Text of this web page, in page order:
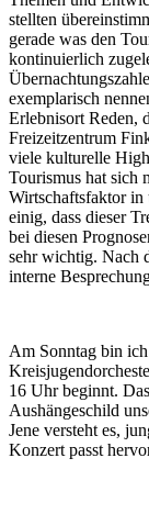
stellten
gerade was den
kontinuierlich
exemplarisch
Erlebnisort Reden,
Freizeitzentrum
viele kulturelle
Tourismus hat sich
Wirtschaftsfaktor in
einig, dass dieser
bei diesen
sehr wichtig. Nach
interne
Am Sonntag bin ich
16 Uhr beginnt.
Aushängeschild
Jene versteht es,
Konzert passt